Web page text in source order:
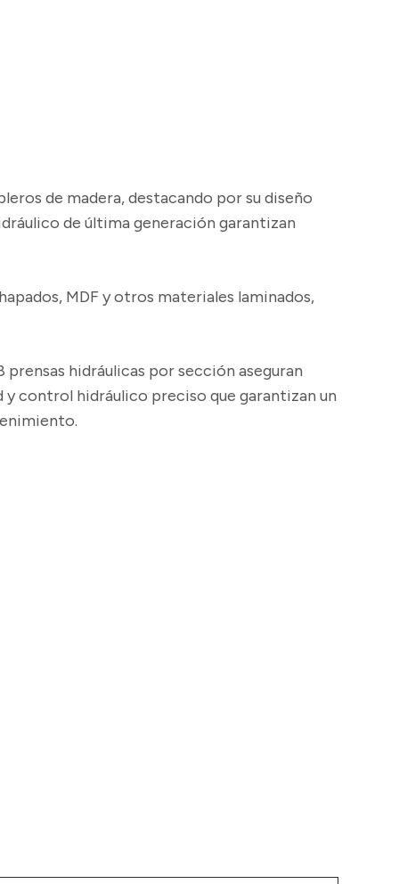
de madera, destacando por su diseño
de última generación garantizan
MDF y otros materiales laminados,
hidráulicas por sección aseguran
y control hidráulico preciso que garantizan un